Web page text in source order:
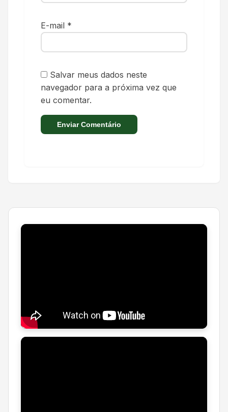
E-mail *
Salvar meus dados neste
navegador para a próxima vez que
eu comentar.